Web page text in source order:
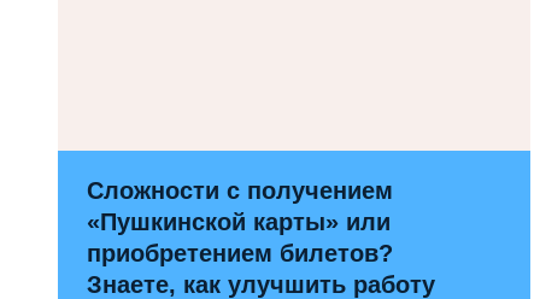
Сложности с получением
«Пушкинской карты» или
приобретением билетов?
Знаете, как улучшить работу